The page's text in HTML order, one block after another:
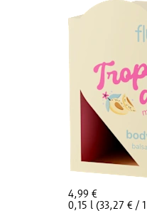
4,99 €
0,15 l (33,27 € /